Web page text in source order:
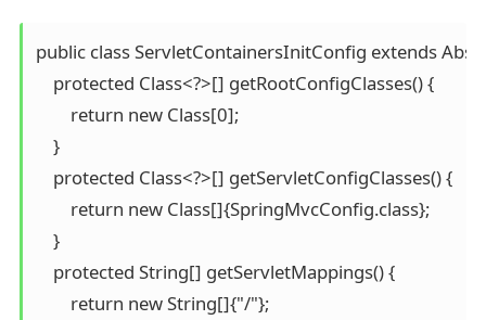
public class ServletContainersInitConfig extends
    protected Class<?>[] getRootConfigClasses() {
        return new Class[0];
    }
    protected Class<?>[] getServletConfigClasses() {
        return new Class[]{SpringMvcConfig.class};
    }
    protected String[] getServletMappings() {
        return new String[]{"/"};